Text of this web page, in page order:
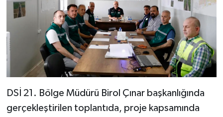
DSİ 21. Bölge Müdürü Birol Çınar başkanlığında
gerçekleştirilen toplantıda, proje kapsamında